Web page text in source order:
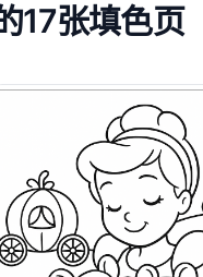
17张填色页